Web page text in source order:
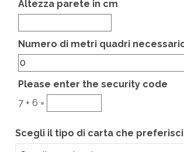
Altezza parete in cm
Hidden
Numero di metri quadri
Please enter the security code
7 + 6 =
Scegli il tipo di carta che